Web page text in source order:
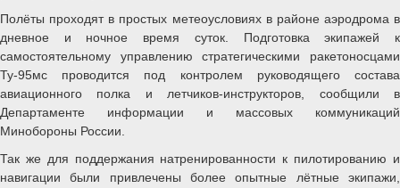
Полёты проходят в простых метеоусловиях в районе аэродрома в
дневное и ночное время суток. Подготовка экипажей к
самостоятельному управлению стратегическими ракетоносцами
Ту-95мс проводится под контролем руководящего состава
авиационного полка и летчиков-инструкторов, сообщили в
Департаменте информации и массовых коммуникаций
Минобороны России.
Так же для поддержания натренированности к пилотированию и
навигации были привлечены более опытные лётные экипажи,